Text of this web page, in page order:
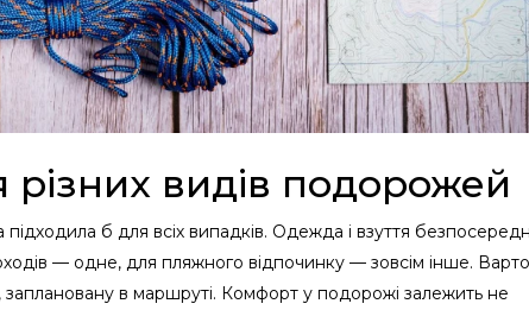
різних видів подорожей
підходила б для всіх випадків. Одежда і взуття
— одне, для пляжного відпочинку — зовсім інше. Варто
заплановану в маршруті. Комфорт у подорожі залежить не